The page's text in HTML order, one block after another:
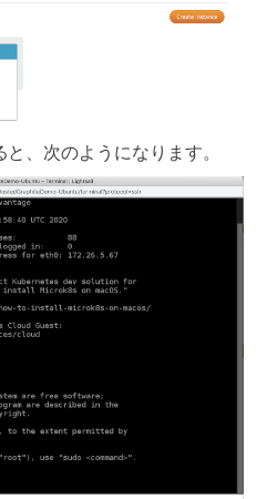
、次のようになります。